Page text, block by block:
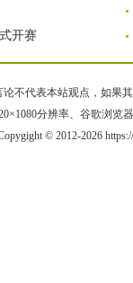
开赛
不代表本站观点，如果
分辨率、谷歌浏览
© 2012-2026